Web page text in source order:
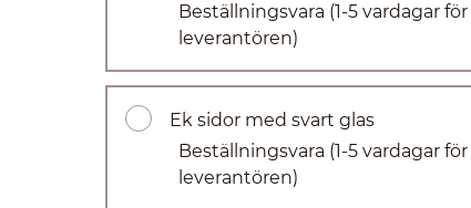
Beställningsvara (1-5 vardagar
leverantören)
Ek sidor med svart glas
Beställningsvara (1-5 vardagar
leverantören)